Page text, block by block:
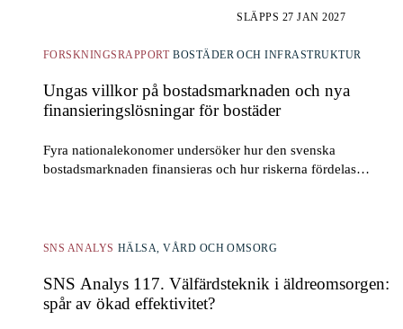
SLÄPPS 27 JAN 2027
FORSKNINGSRAPPORT BOSTÄDER OCH INFRASTRUKTUR
Ungas villkor på bostadsmarknaden och nya
finansieringslösningar för bostäder
Fyra nationalekonomer undersöker hur den svenska
bostadsmarknaden finansieras och hur riskerna fördelas
SNS ANALYS HÄLSA, VÅRD OCH OMSORG
SNS Analys 117. Välfärdsteknik i äldreomsorgen:
spår av ökad effektivitet?